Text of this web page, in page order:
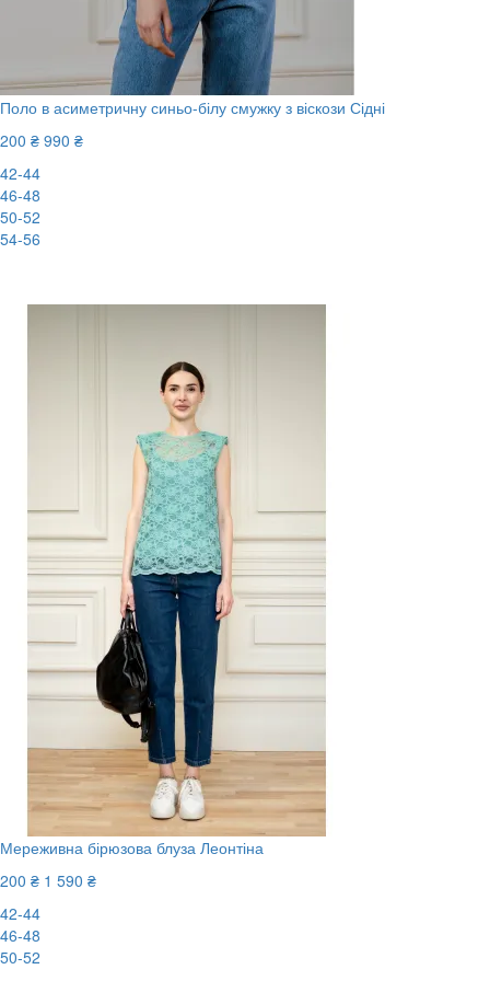
Поло в асиметричну синьо-білу смужку з віскози Сідні
200 ₴ 990 ₴
42-44
46-48
50-52
54-56
Мереживна бірюзова блуза Леонтіна
200 ₴ 1 590 ₴
42-44
46-48
50-52